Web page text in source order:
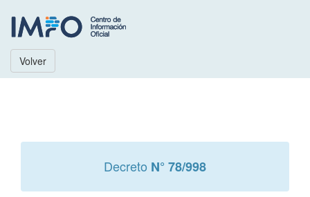
Volver
Decreto N° 78/998